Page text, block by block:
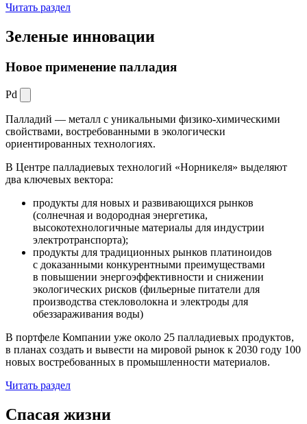
Читать раздел
Зеленые инновации
Новое применение палладия
Pd
Палладий — металл с уникальными физико-химическими
свойствами, востребованными в экологически
ориентированных технологиях.
В Центре палладиевых технологий «Норникеля» выделяют
два ключевых вектора:
продукты для новых и развивающихся рынков
(солнечная и водородная энергетика,
высокотехнологичные материалы для индустрии
электротранспорта);
продукты для традиционных рынков платиноидов
с доказанными конкурентными преимуществами
в повышении энергоэффективности и снижении
экологических рисков (фильерные питатели для
производства стекловолокна и электроды для
обеззараживания воды)
В портфеле Компании уже около 25 палладиевых продуктов,
в планах создать и вывести на мировой рынок к 2030 году 100
новых востребованных в промышленности материалов.
Читать раздел
Спасая жизни